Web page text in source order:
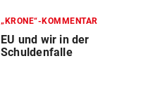
„KRONE“-KOMMENTAR
EU und wir in der
Schuldenfalle